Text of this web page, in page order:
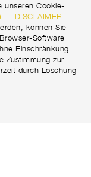
unseren Cookie-
DISCLAIMER
können Sie
Software
Einschränkung
Zustimmung zur
durch Löschung